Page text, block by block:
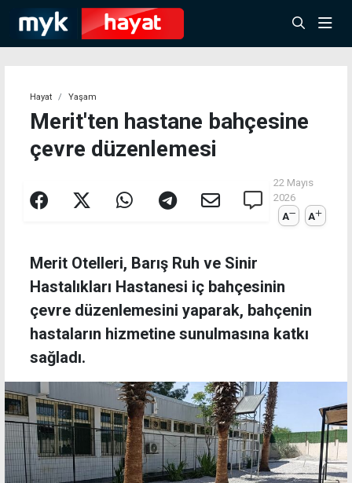
Hayat Yaşam
Merit'ten hastane bahçesine
çevre düzenlemesi
22 Mayıs
2026
A
A
Merit Otelleri, Barış Ruh ve Sinir
Hastalıkları Hastanesi iç bahçesinin
çevre düzenlemesini yaparak, bahçenin
hastaların hizmetine sunulmasına katkı
sağladı.